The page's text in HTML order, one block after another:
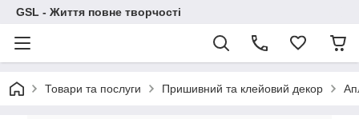
GSL - Життя повне творчості
Товари та послуги Пришивний та клейовий декор